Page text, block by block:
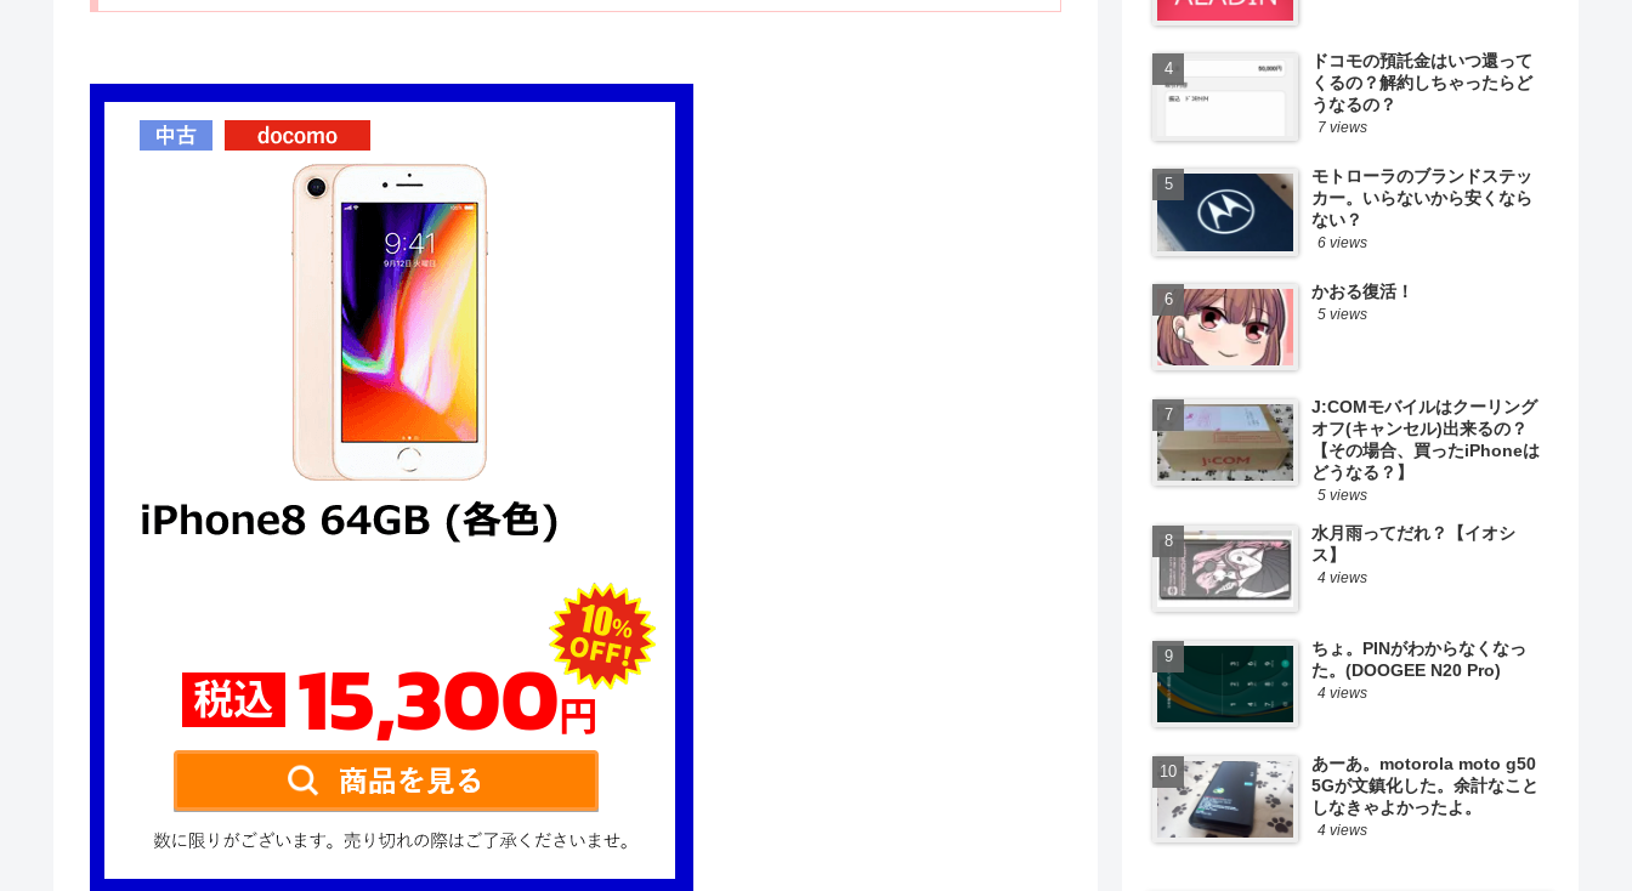
ドコモの預託金はいつ還って
くるの？解約しちゃったらど
うなるの？
7 views
モトローラのブランドステッ
カー。いらないから安くなら
ない？
6 views
かおる復活！
5 views
J:COMモバイルはクーリング
オフ(キャンセル)出来るの？
【その場合、買ったiPhoneは
どうなる？】
5 views
水月雨ってだれ？【イオシ
ス】
4 views
ちょ。PINがわからなくなっ
た。(DOOGEE N20 Pro)
4 views
あーあ。motorola moto g50
5Gが文鎮化した。余計なこと
しなきゃよかったよ。
4 views